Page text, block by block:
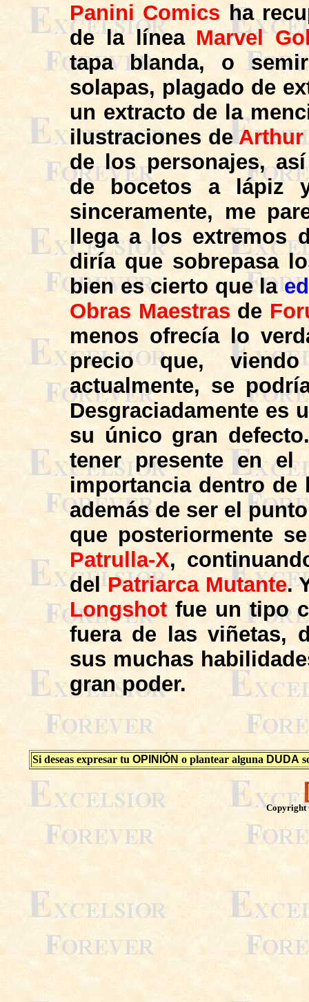
Panini Comics ha
de la línea Marvel
tapa blanda, o
solapas, plagado de
un extracto de la
ilustraciones deArthur
de los personajes,
de bocetos a lápiz
sinceramente, me
llega a los extremos
diría que sobrepasa
bien es cierto que la
Obras Maestras de
menos ofrecía lo
precio que,
actualmente, se
Desgraciadamente es
su único gran
tener presente en el
importancia dentro de
además de ser el
que posteriormente
Patrulla-X,
delPatriarca Mutante.
Longshot fue un tipo
fuera de las viñetas,
sus muchas
gran poder.
Si deseas expresar tu OPINIÓN o plantear alguna DUDA
Copyright